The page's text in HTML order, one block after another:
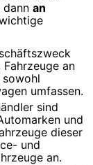
dann an
an
sowohl
umfassen.
sind
und
dieser
und
an.